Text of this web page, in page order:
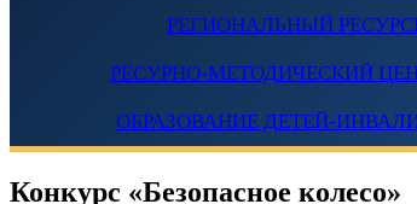
РЕГИОНАЛЬНЫЙ
РЕСУРНО-МЕТОДИЧЕСКИЙ
ОБРАЗОВАНИЕ ДЕТЕЙ-
Конкурс «Безопасное колесо»